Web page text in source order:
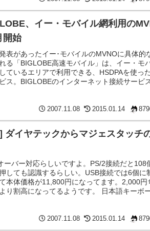
、イー・モバイル網利用の
開始
表があったイー･モバイルのMVNOに具体的
る「BIGLOBE高速モバイル」は、イー・モ
ているエリアで利用できる、HSDPAを使っ
ス。BIGLOBEのインターネット接続サービ
、イー・モバイル網利用のMVNOサービスを
2007.11.08 2015.01.14
ダイヤテックからマジェスタッチ
ーバー対応らしいですよ。PS/2接続だと108
しても認識するらしい。USB接続では6個に
本体価格が11,800円になってます。2,000円
り割高になってるようです。 日本語キーボー
ヤレスなので今回は関係ないというか、あん
2007.11.08 2015.01.14